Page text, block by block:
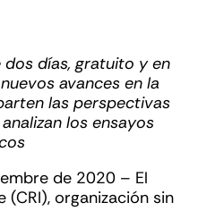
dos días, gratuito y en
avances en la
las perspectivas
los ensayos
de 2020 – El
(CRI), organización sin